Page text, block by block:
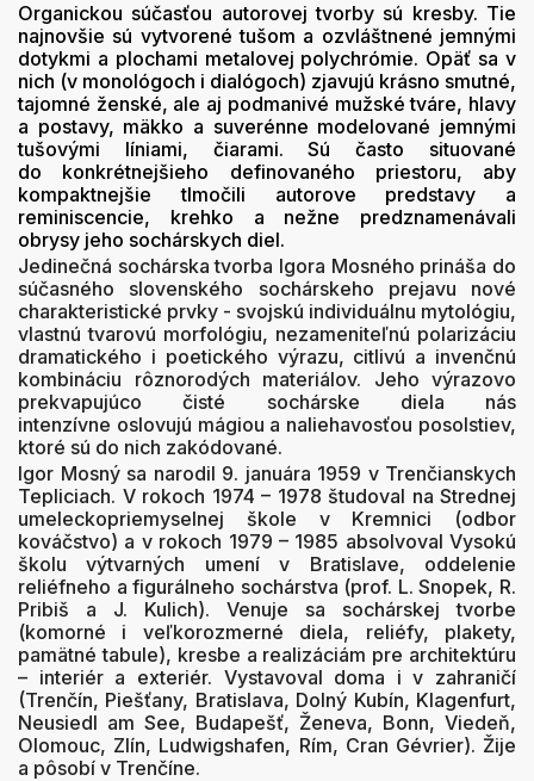
Organickou súčasťou autorovej tvorby sú kresby. Tie
najnovšie sú vytvorené tušom a ozvláštnené jemnými
dotykmi a plochami metalovej polychrómie. Opäť sa v
nich (v monológoch i dialógoch) zjavujú krásno smutné,
tajomné ženské, ale aj podmanivé mužské tváre, hlavy
a postavy, mäkko a suverénne modelované jemnými
tušovými líniami, čiarami. Sú často situované
do konkrétnejšieho definovaného priestoru, aby
kompaktnejšie tlmočili autorove predstavy a
reminiscencie, krehko a nežne predznamenávali
obrysy jeho sochárskych diel.
Jedinečná sochárska tvorba Igora Mosného prináša do
súčasného slovenského sochárskeho prejavu nové
charakteristické prvky - svojskú individuálnu mytológiu,
vlastnú tvarovú morfológiu, nezameniteľnú polarizáciu
dramatického i poetického výrazu, citlivú a invenčnú
kombináciu rôznorodých materiálov. Jeho výrazovo
prekvapujúco čisté sochárske diela nás
intenzívne oslovujú mágiou a naliehavosťou posolstiev,
ktoré sú do nich zakódované.
Igor Mosný sa narodil 9. januára 1959 v Trenčianskych
Tepliciach. V rokoch 1974 – 1978 študoval na Strednej
umeleckopriemyselnej škole v Kremnici (odbor
kováčstvo) a v rokoch 1979 – 1985 absolvoval Vysokú
školu výtvarných umení v Bratislave, oddelenie
reliéfneho a figurálneho sochárstva (prof. L. Snopek, R.
Pribiš a J. Kulich). Venuje sa sochárskej tvorbe
(komorné i veľkorozmerné diela, reliéfy, plakety,
pamätné tabule), kresbe a realizáciám pre architektúru
– interiér a exteriér. Vystavoval doma i v zahraničí
(Trenčín, Piešťany, Bratislava, Dolný Kubín, Klagenfurt,
Neusiedl am See, Budapešť, Ženeva, Bonn, Viedeň,
Olomouc, Zlín, Ludwigshafen, Rím, Cran Gévrier). Žije
a pôsobí v Trenčíne.